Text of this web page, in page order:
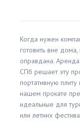
Когда нужен
готовить вне
оправдана. Аренда
СПб решает эту
портативную
нашем прокате
идеальные для
или летних